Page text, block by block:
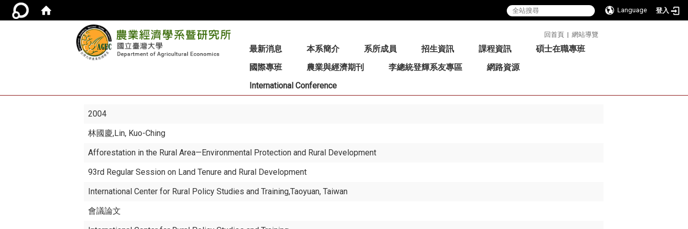
Language 登入
回首頁 | 網站導覽
最新消息 本系簡介 系所成員 招生資訊 課程資訊
碩士在職專班
國際專班
農業與經濟期刊 李總統登輝系友專區
網路資源
International Conference
2004
林國慶,Lin, Kuo-Ching
Afforestation in the Rural Area—Environmental Protection and Rural Development
93rd Regular Session on Land Tenure and Rural Development
International Center for Rural Policy Studies and Training,Taoyuan, Taiwan
會議論文